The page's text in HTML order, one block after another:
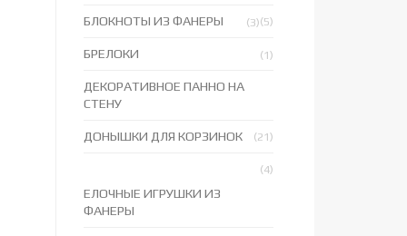
(5)
БЛОКНОТЫ ИЗ ФАНЕРЫ (3)
БРЕЛОКИ (1)
ДЕКОРАТИВНОЕ ПАННО НА
СТЕНУ
(21)
ДОНЫШКИ ДЛЯ КОРЗИНОК
(4)
ЕЛОЧНЫЕ ИГРУШКИ ИЗ
ФАНЕРЫ